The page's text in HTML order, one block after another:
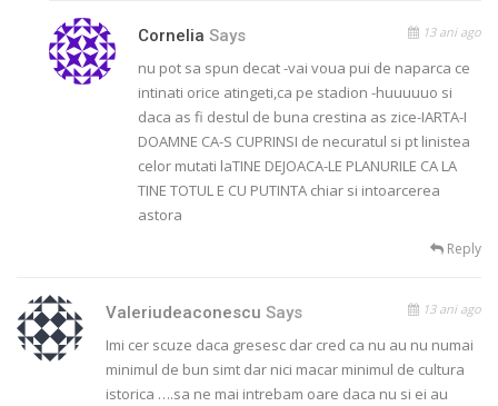
Cornelia Says 13 ani ago
nu pot sa spun decat -vai voua pui de naparca ce
intinati orice atingeti,ca pe stadion -huuuuuo si
daca as fi destul de buna crestina as zice-IARTA-I
DOAMNE CA-S CUPRINSI de necuratul si pt linistea
celor mutati laTINE DEJOACA-LE PLANURILE CA LA
TINE TOTUL E CU PUTINTA chiar si intoarcerea
astora
Reply
Valeriudeaconescu Says 13 ani ago
Imi cer scuze daca gresesc dar cred ca nu au nu numai
minimul de bun simt dar nici macar minimul de cultura
istorica ….sa ne mai intrebam oare daca nu si ei au